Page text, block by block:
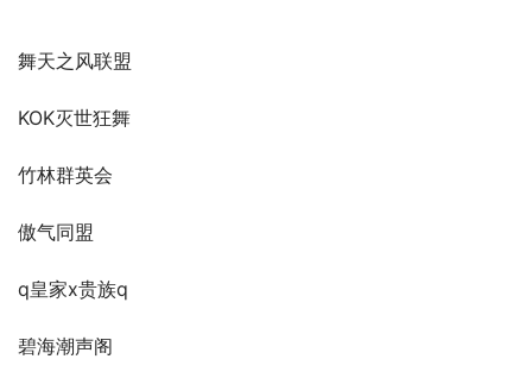
舞天之风联盟
KOK灭世狂舞
竹林群英会
傲气同盟
q皇家x贵族q
碧海潮声阁